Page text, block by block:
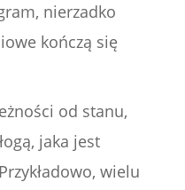
nierzadko
kończą się
od stanu,
jaka jest
wielu